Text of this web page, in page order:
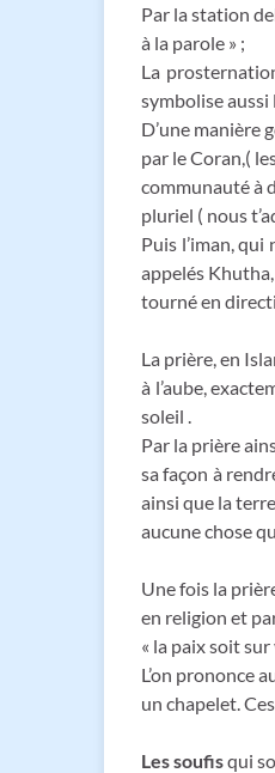
Par la station
à la parole » ;
La
symbolise aussi
D’une manière
par le Coran,(
communauté à
pluriel ( nous
Puis l’iman,
appelés
tourné en
La prière, en
à l’aube,
soleil .
Par la prière
sa façon à
ainsi que la
aucune chose
Une fois la
en religion et
« la paix soit
L’on prononce
un chapelet.
Les soufisqui